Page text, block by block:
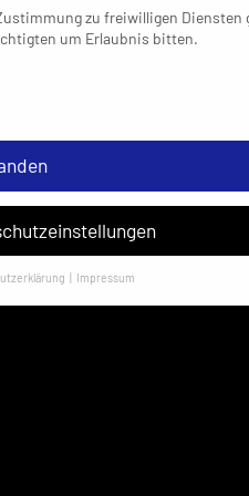
zu freiwilligen Diensten
um Erlaubnis bitten.
Impressum